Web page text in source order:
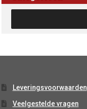
Leveringsvoorwaarden
Veelgestelde vragen